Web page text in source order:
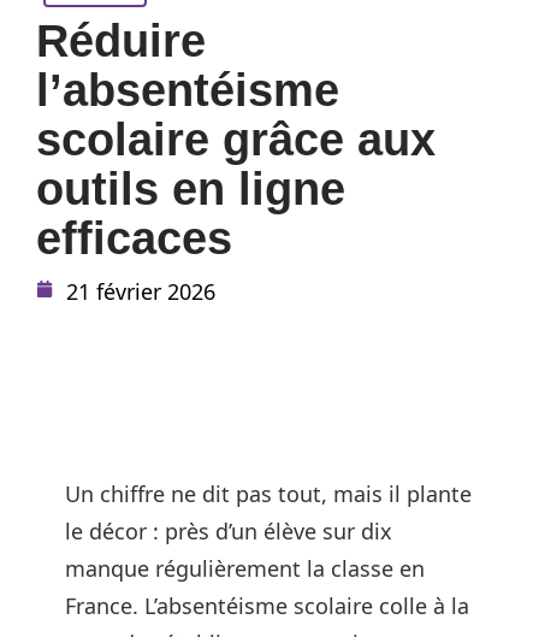
Réduire
l’absentéisme
scolaire grâce aux
outils en ligne
efficaces
21 février 2026
Un chiffre ne dit pas tout, mais il plante
le décor : près d’un élève sur dix
manque régulièrement la classe en
France. L’absentéisme scolaire colle à la